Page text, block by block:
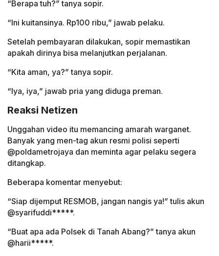
“Berapa tuh?” tanya sopir.
“Ini kuitansinya. Rp100 ribu,” jawab pelaku.
Setelah pembayaran dilakukan, sopir memastikan
apakah dirinya bisa melanjutkan perjalanan.
“Kita aman, ya?” tanya sopir.
“Iya, iya,” jawab pria yang diduga preman.
Reaksi Netizen
Unggahan video itu memancing amarah warganet.
Banyak yang men-tag akun resmi polisi seperti
@poldametrojaya dan meminta agar pelaku segera
ditangkap.
Beberapa komentar menyebut:
“Siap dijemput RESMOB, jangan nangis ya!” tulis akun
@syarifuddi*****.
“Buat apa ada Polsek di Tanah Abang?” tanya akun
@harii*****.